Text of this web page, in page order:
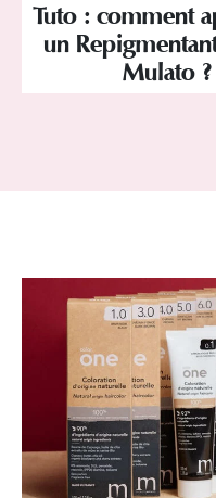
Tuto : comment
un
Mulato ?